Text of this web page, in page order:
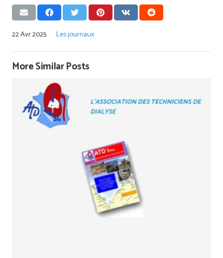
22 Avr 2025 Les journaux
More Similar Posts